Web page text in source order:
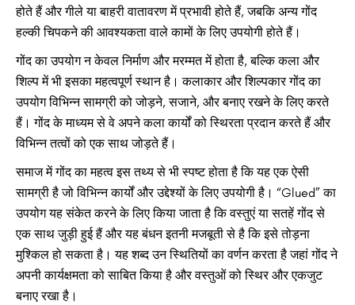
होते हैं और गीले या बाहरी वातावरण में प्रभावी होते हैं, जबकि अन्य गोंद
हल्की चिपकने की आवश्यकता वाले कामों के लिए उपयोगी होते हैं।
गोंद का उपयोग न केवल निर्माण और मरम्मत में होता है, बल्कि कला और
शिल्प में भी इसका महत्वपूर्ण स्थान है। कलाकार और शिल्पकार गोंद का
उपयोग विभिन्न सामग्री को जोड़ने, सजाने, और बनाए रखने के लिए करते
हैं। गोंद के माध्यम से वे अपने कला कार्यों को स्थिरता प्रदान करते हैं और
विभिन्न तत्वों को एक साथ जोड़ते हैं।
समाज में गोंद का महत्व इस तथ्य से भी स्पष्ट होता है कि यह एक ऐसी
सामग्री है जो विभिन्न कार्यों और उद्देश्यों के लिए उपयोगी है। “Glued” का
उपयोग यह संकेत करने के लिए किया जाता है कि वस्तुएं या सतहें गोंद से
एक साथ जुड़ी हुई हैं और यह बंधन इतनी मजबूती से है कि इसे तोड़ना
मुश्किल हो सकता है। यह शब्द उन स्थितियों का वर्णन करता है जहां गोंद ने
अपनी कार्यक्षमता को साबित किया है और वस्तुओं को स्थिर और एकजुट
बनाए रखा है।